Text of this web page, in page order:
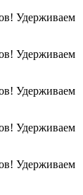
Удерживаем
Удерживаем
Удерживаем
Удерживаем
Удерживаем